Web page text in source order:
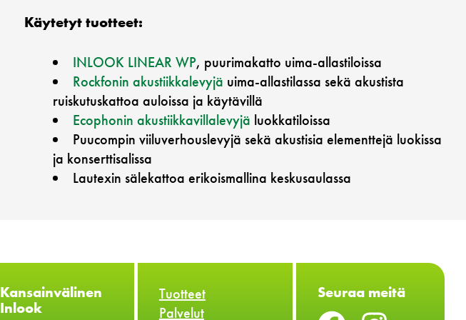
Käytetyt tuotteet:
INLOOK LINEAR WP, puurimakatto uima-allastiloissa
Rockfonin akustiikkalevyjä uima-allastilassa sekä akustista
ruiskutuskattoa auloissa ja käytävillä
Ecophonin akustiikkavillalevyjä luokkatiloissa
Puucompin viiluverhouslevyjä sekä akustisia elementtejä luokissa
ja konserttisalissa
Lautexin sälekattoa erikoismallina keskusaulassa
Kansainvälinen
Inlook
Tuotteet
Palvelut
Seuraa meitä